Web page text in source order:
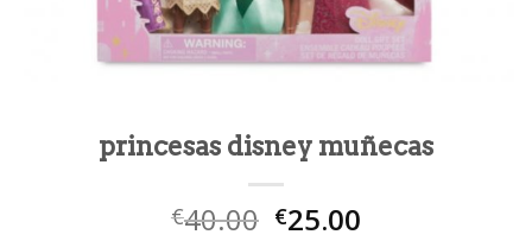
princesas disney muñecas
€40.00 €25.00